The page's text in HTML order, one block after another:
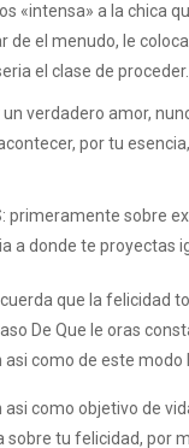
«intensa» a la chica
de el menudo, le
el clase de
verdadero amor,
por tu
primeramente sobre
a donde te proyectas
que la felicidad
De Que le oras
como de este modo
como objetivo de
tu felicidad, por